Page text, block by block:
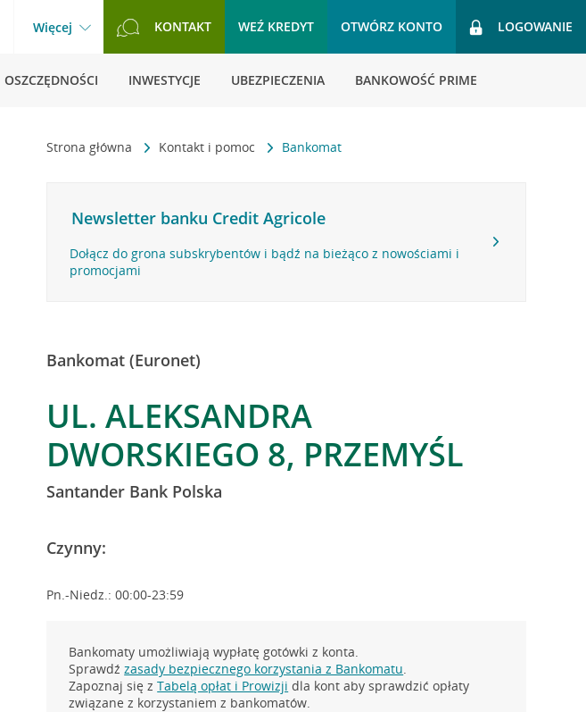
Więcej KONTAKT WEŹ KREDYT OTWÓRZ KONTO LOGOWANIE
OSZCZĘDNOŚCI INWESTYCJE UBEZPIECZENIA BANKOWOŚĆ PRIME
Strona główna Kontakt i pomoc Bankomat
Newsletter banku Credit Agricole
Dołącz do grona subskrybentów i bądź na bieżąco z nowościami i
promocjami
Bankomat (Euronet)
UL. ALEKSANDRA
DWORSKIEGO 8, PRZEMYŚL
Santander Bank Polska
Czynny:
Pn.-Niedz.: 00:00-23:59
Bankomaty umożliwiają wypłatę gotówki z konta.
Sprawdźzasady bezpiecznego korzystania z Bankomatu.
Zapoznaj się zTabelą opłat i Prowizji dla kont aby sprawdzić opłaty
związane z korzystaniem z bankomatów.